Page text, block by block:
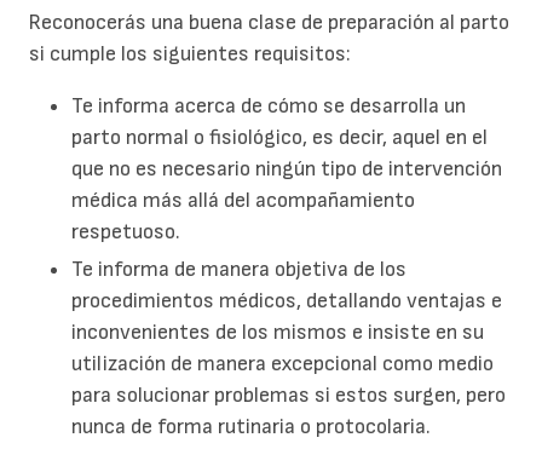
Reconocerás una buena clase de preparación al parto
si cumple los siguientes requisitos:
Te informa acerca de cómo se desarrolla un
parto normal o fisiológico, es decir, aquel en el
que no es necesario ningún tipo de intervención
médica más allá del acompañamiento
respetuoso.
Te informa de manera objetiva de los
procedimientos médicos, detallando ventajas e
inconvenientes de los mismos e insiste en su
utilización de manera excepcional como medio
para solucionar problemas si estos surgen, pero
nunca de forma rutinaria o protocolaria.